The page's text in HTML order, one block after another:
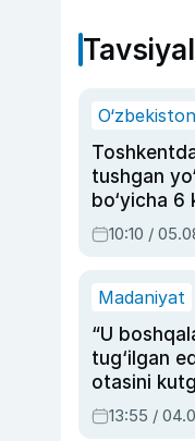
O‘zbekiston
tushgan
bo‘yicha 6
hukmi
10:10 /
Madaniyat
“U
tug‘ilgan
otasini
dublyaj
13:55 /